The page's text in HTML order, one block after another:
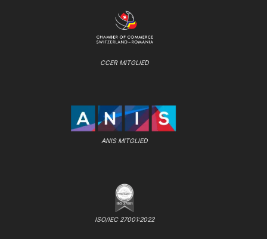
CCER MITGLIED
ANIS MITGLIED
ISO/IEC 27001:2022